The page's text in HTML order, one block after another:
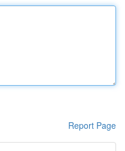
Report Page